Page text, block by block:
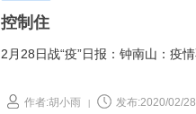
控制住
2月28日战“疫”日报：钟南山：疫
作者:胡小雨 发布:2020/02/28